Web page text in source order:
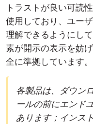
トラストが良い可読
使用しており、ユー
理解できるようにし
素が開示の表示を妨
全に準拠しています。
各製品は、ダウン
ールの前にエンド
あります；インス